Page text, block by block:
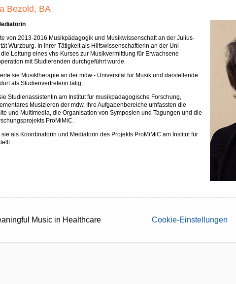
Bezold, BA
von 2013-2016 Musikpädagogik und Musikwissenschaft an der Julius-
Würzburg. In ihrer Tätigkeit als Hilfswissenschaftlerin an der Uni
Leitung eines vhs-Kurses zur Musikvermittlung für Erwachsene
mit Studierenden durchgeführt wurde.
sie Musiktherapie an der mdw - Universität für Musik und darstellende
als Studienvertreterin tätig.
Studienassistentin am Institut für musikpädagogische Forschung,
Musizieren der mdw. Ihre Aufgabenbereiche umfassten die
und Multimedia, die Organisation von Symposien und Tagungen und die
ProMiMiC.
als Koordinatorin und Mediatorin des Projekts ProMiMiC am Institut für
Music in Healthcare Cookie-Einstellungen